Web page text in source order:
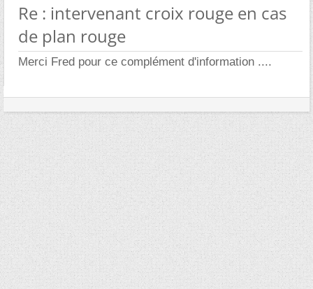
Re : intervenant croix rouge en cas
de plan rouge
Merci Fred pour ce complément d'information ....